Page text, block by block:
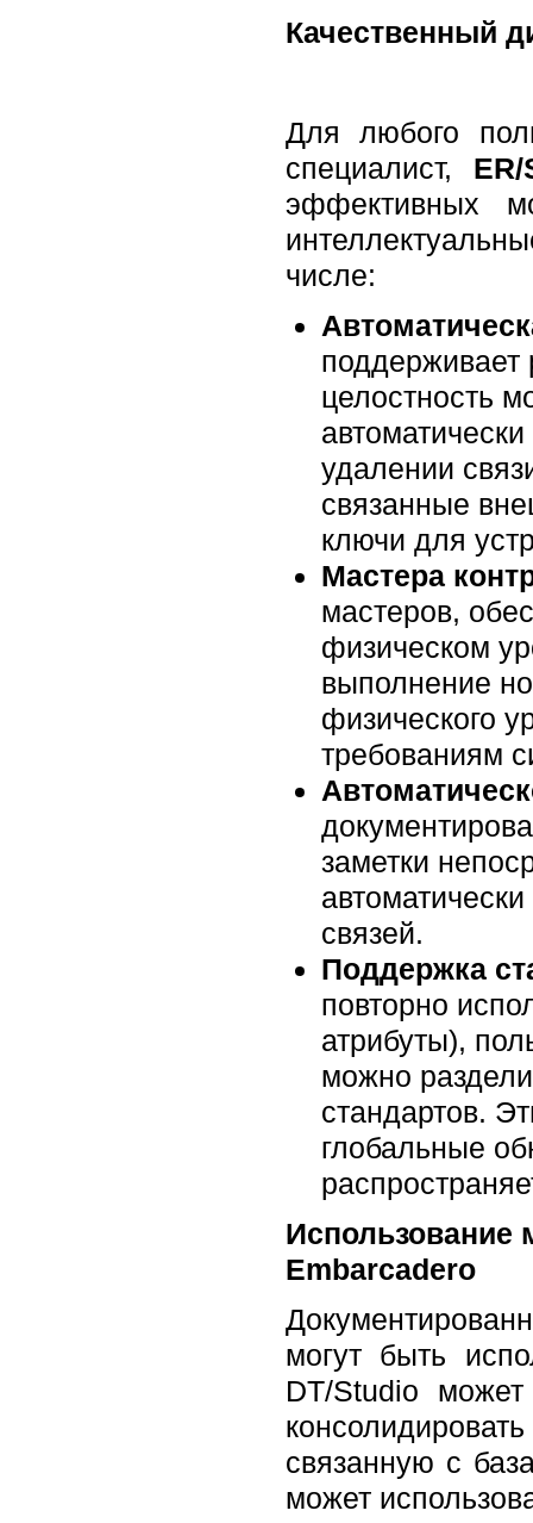
Качественный
Для любого
специалист,
эффективных
числе:
целостность
удалении
связанные
ключи для
Мастера
мастеров,
физическом
выполнение
физического
требованиям
заметки
связей.
Поддержка
повторно
атрибуты),
можно
стандартов.
глобальные
Использование
Embarcadero
могут быть
DT/Studio
связанную с
может